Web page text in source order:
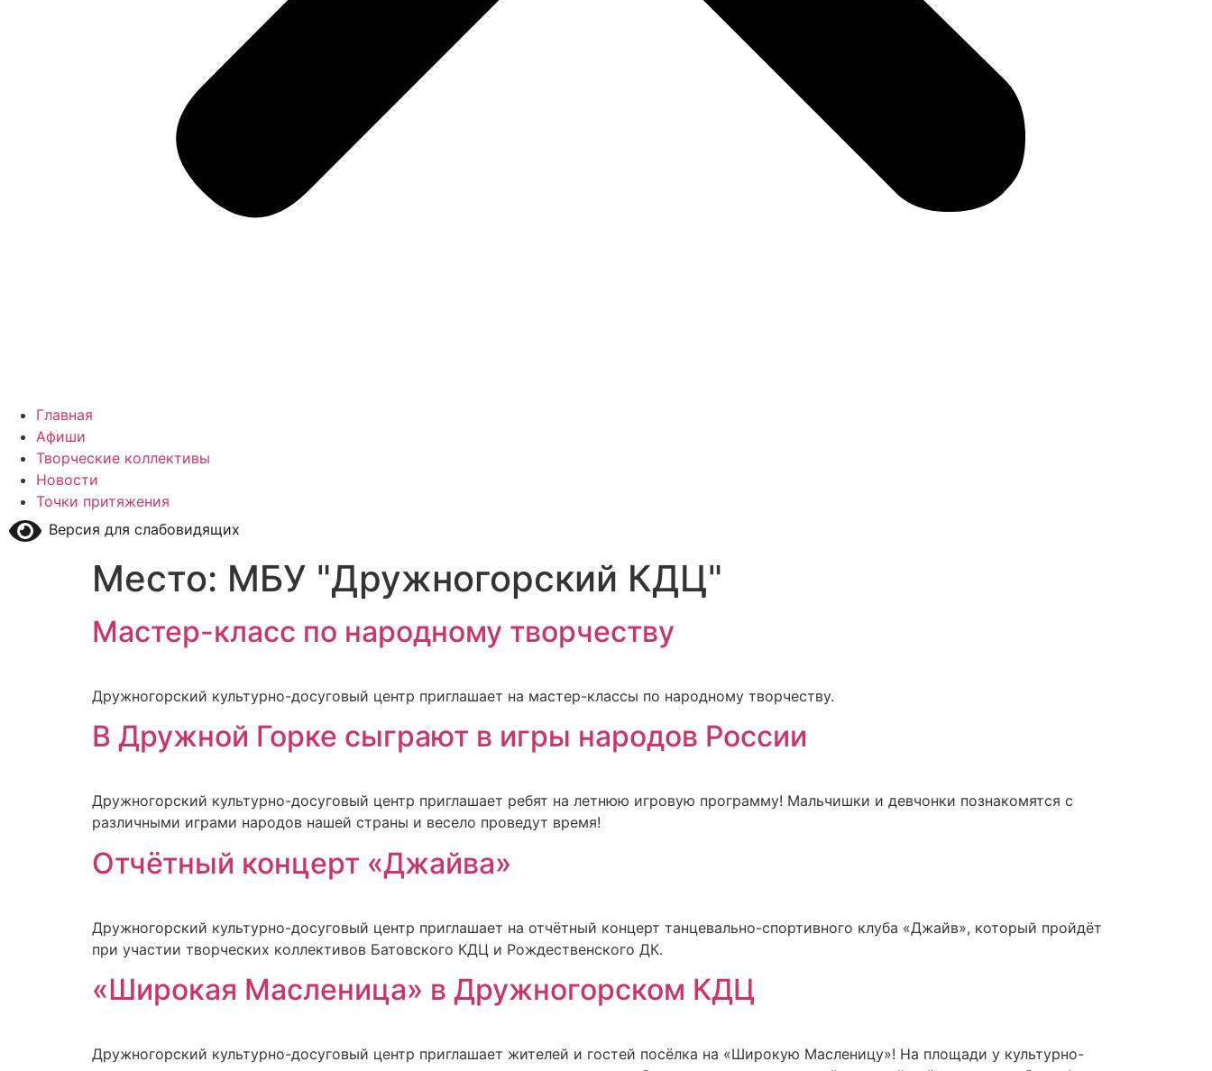
Главная
Афиши
Творческие коллективы
Новости
Точки притяжения
Версия для слабовидящих
Место: МБУ "Дружногорский КДЦ"
Мастер-класс по народному творчеству
Дружногорский культурно-досуговый центр приглашает на мастер-классы по народному творчеству.
В Дружной Горке сыграют в игры народов России
Дружногорский культурно-досуговый центр приглашает ребят на летнюю игровую программу! Мальчишки и девчонки познакомятся с
различными играми народов нашей страны и весело проведут время!
Отчётный концерт «Джайва»
Дружногорский культурно-досуговый центр приглашает на отчётный концерт танцевально-спортивного клуба «Джайв», который пройдёт
при участии творческих коллективов Батовского КДЦ и Рождественского ДК.
«Широкая Масленица» в Дружногорском КДЦ
Дружногорский культурно-досуговый центр приглашает жителей и гостей посёлка на «Широкую Масленицу»! На площади у культурно-